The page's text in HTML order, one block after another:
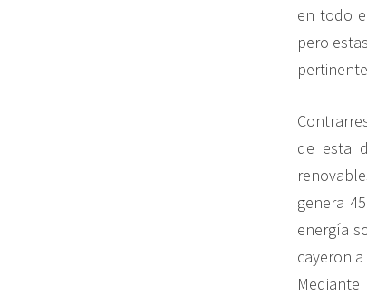
en todo
pero
de esta
genera
energía
cayeron